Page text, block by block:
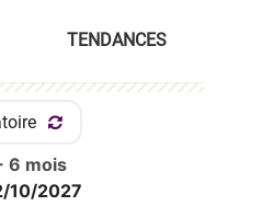
TENDANCES
6 mois
10/2027